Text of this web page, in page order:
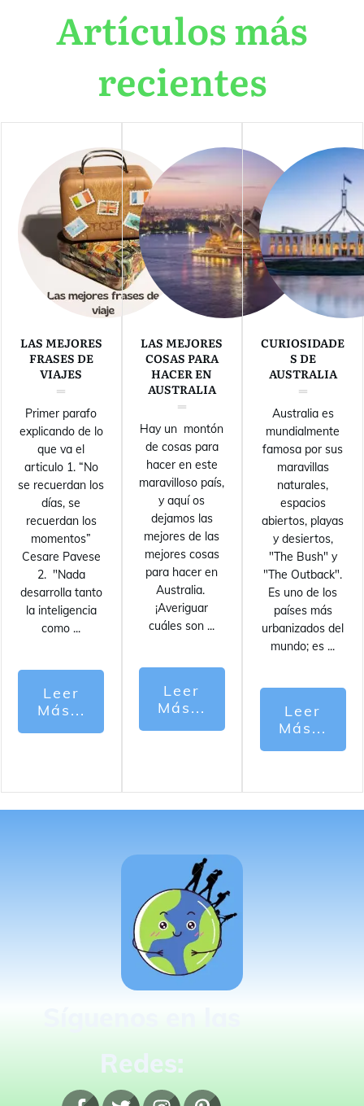
Artículos más
recientes
LAS MEJORES
FRASES DE
VIAJES
Primer parafo
explicando de lo
que va el
articulo 1. “No
se recuerdan los
días, se
recuerdan los
momentos”
Cesare Pavese
2. "Nada
desarrolla tanto
la inteligencia
como ...
Leer
Más...
LAS MEJORES
COSAS PARA
HACER EN
AUSTRALIA
Hay un montón
de cosas para
hacer en este
maravilloso país,
y aquí os
dejamos las
mejores de las
mejores cosas
para hacer en
Australia.
¡Averiguar
cuáles son ...
Leer
Más...
CURIOSIDADE
S DE
AUSTRALIA
Australia es
mundialmente
famosa por sus
maravillas
naturales,
espacios
abiertos, playas
y desiertos,
"The Bush" y
"The Outback".
Es uno de los
países más
urbanizados del
mundo; es ...
Leer
Más...
Redes: